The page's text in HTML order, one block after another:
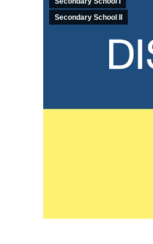
Secondary School II